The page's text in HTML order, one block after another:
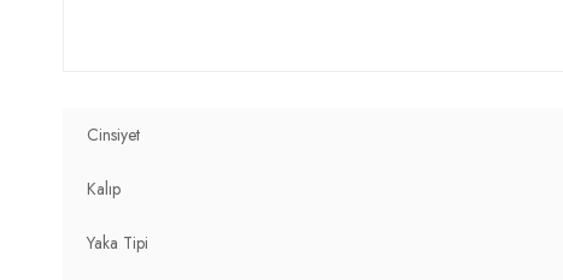
Manken Ölçüsü : Kilo : 52 kg / Boy : 1.76 cm / Göğüs : 81
Üretim Yeri :
Cinsiyet
Kalıp
Yaka Tipi